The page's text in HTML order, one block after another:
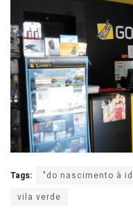
Tags: "do nascimento à
vila verde